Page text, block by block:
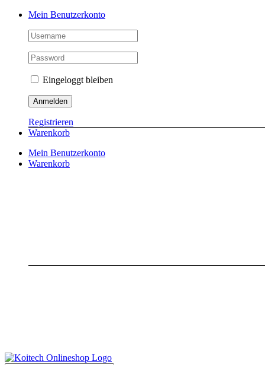
Skip
Mein Benutzerkonto
Eingeloggt bleiben
Registrieren
Warenkorb
Mein Benutzerkonto
Warenkorb